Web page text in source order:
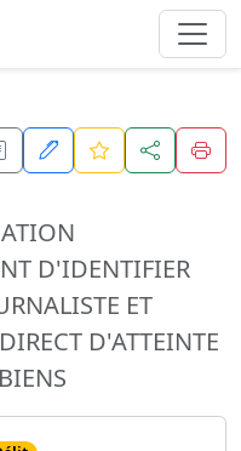
D'IDENTIFIER
ET
D'ATTEINTE